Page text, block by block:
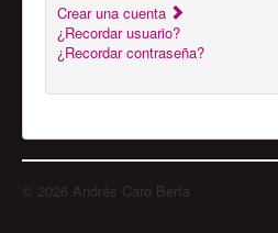
Crear una cuenta
¿Recordar usuario?
¿Recordar contraseña?
© 2026 Andrés Caro Berta